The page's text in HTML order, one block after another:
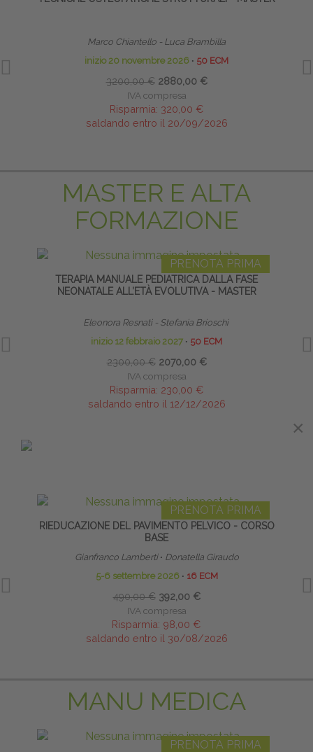
Marco Chiantello - Luca Brambilla
inizio 20 novembre 2026 ∙ 50 ECM
3200,00 € 2880,00 €
IVA compresa
Risparmia: 320,00 €
saldando entro il 20/09/2026
MASTER E ALTA
FORMAZIONE
PRENOTA PRIMA
TERAPIA MANUALE PEDIATRICA DALLA FASE
NEONATALE ALL’ETÀ EVOLUTIVA - MASTER
Eleonora Resnati - Stefania Brioschi
inizio 12 febbraio 2027 ∙ 50 ECM
2300,00 € 2070,00 €
IVA compresa
Risparmia: 230,00 €
saldando entro il 12/12/2026
PRENOTA PRIMA
RIEDUCAZIONE DEL PAVIMENTO PELVICO - CORSO
BASE
Gianfranco Lamberti ∙ Donatella Giraudo
5-6 settembre 2026 ∙ 16 ECM
490,00 € 392,00 €
IVA compresa
Risparmia: 98,00 €
saldando entro il 30/08/2026
MANU MEDICA
PRENOTA PRIMA
×
×